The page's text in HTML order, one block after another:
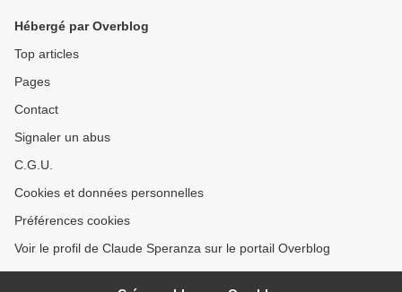
Hébergé par Overblog
Top articles
Pages
Contact
Signaler un abus
C.G.U.
Cookies et données personnelles
Préférences cookies
Voir le profil de Claude Speranza sur le portail Overblog